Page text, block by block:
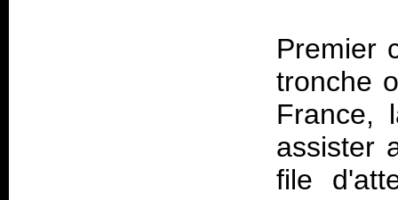
Premier
tronche
France,
assister
file